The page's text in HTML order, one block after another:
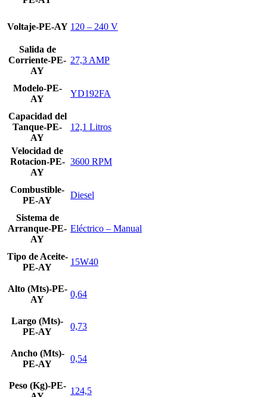
Voltaje-PE-AY 120 – 240 V
Salida de
Corriente-PE-
AY
27,3 AMP
Modelo-PE-
AY
YD192FA
Capacidad del
Tanque-PE-
AY
12,1 Litros
Velocidad de
Rotacion-PE-
AY
3600 RPM
Combustible-
PE-AY
Diesel
Sistema de
Arranque-PE-
AY
Eléctrico – Manual
Tipo de Aceite-
PE-AY
15W40
Alto (Mts)-PE-
AY
0,64
Largo (Mts)-
PE-AY
0,73
Ancho (Mts)-
PE-AY
0,54
Peso (Kg)-PE-
124,5